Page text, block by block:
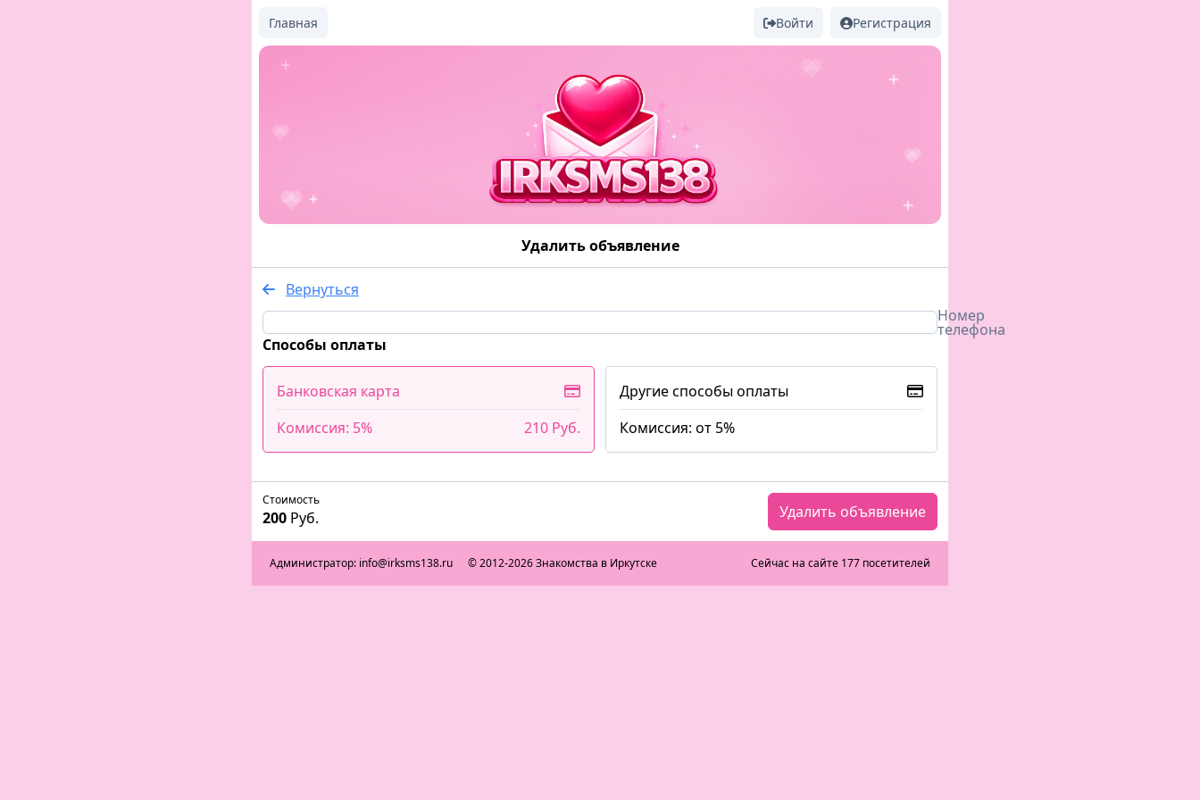
Главная Войти Регистрация
Удалить объявление
Вернуться
Номер
телефона
Способы оплаты
Банковская карта
Комиссия: 5%
210 Руб.
Другие способы оплаты
Комиссия: от 5%
Стоимость
200 Руб. Удалить объявление
Администратор: info@irksms138.ru © 2012-2026 Знакомства в Иркутске Сейчас на сайте 177 посетителей